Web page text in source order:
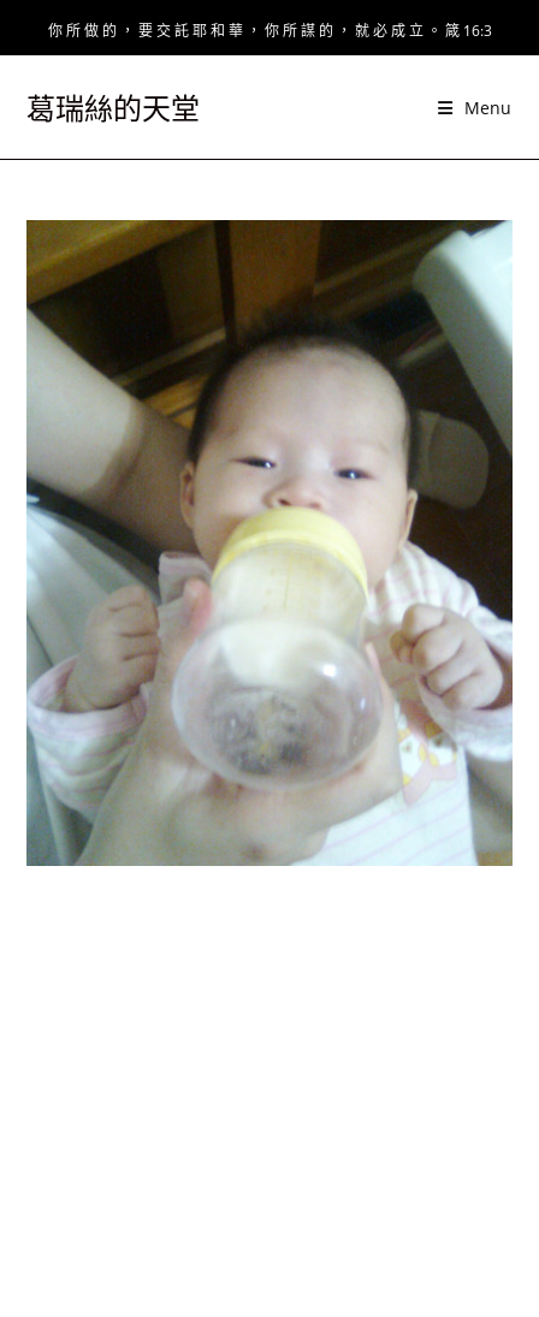
你 所 做 的 ， 要 交 託 耶 和 華 ， 你 所 謀 的 ， 就 必 成 立 。 箴 16:3
葛瑞絲的天堂 Menu